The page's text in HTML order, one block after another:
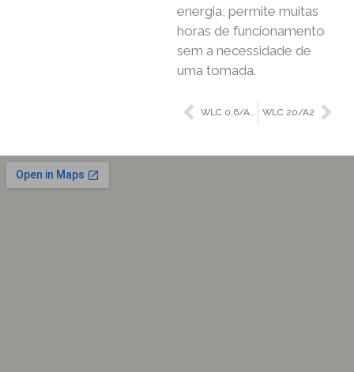
energia, permite muitas
horas de funcionamento
sem a necessidade de
uma tomada.
WLC 20/A2